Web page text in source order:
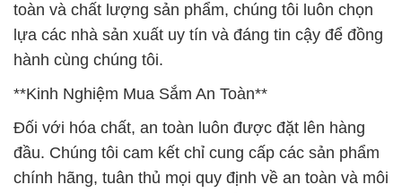
toàn và chất lượng sản phẩm, chúng tôi luôn chọn
lựa các nhà sản xuất uy tín và đáng tin cậy để đồng
hành cùng chúng tôi.
**Kinh Nghiệm Mua Sắm An Toàn**
Đối với hóa chất, an toàn luôn được đặt lên hàng
đầu. Chúng tôi cam kết chỉ cung cấp các sản phẩm
chính hãng, tuân thủ mọi quy định về an toàn và môi